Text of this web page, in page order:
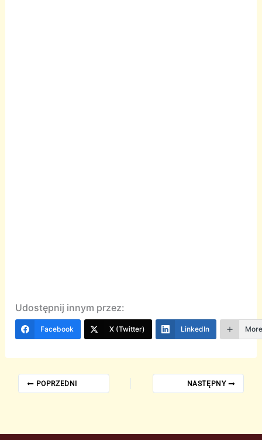
Udostępnij innym przez:
Facebook X (Twitter) LinkedIn
POPRZEDNI NASTĘPNY